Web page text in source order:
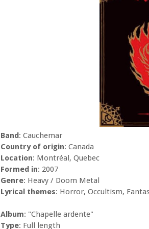
Band: Cauchemar
Country of origin: Canada
Location: Montréal, Quebec
Formed in: 2007
Genre: Heavy / Doom Metal
Lyrical themes: Horror, Occultism,
Album: "Chapelle ardente"
Type: Full length